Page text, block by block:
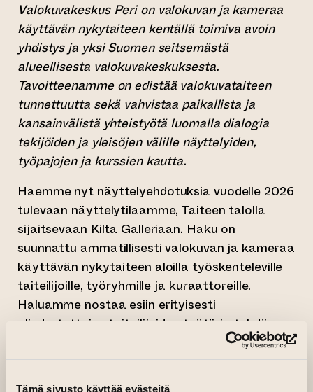
Tämä sivusto käyttää evästeitä
Valokuvakeskus Peri on valokuvan ja kameraa
käyttävän nykytaiteen kentällä toimiva avoin
yhdistys ja yksi Suomen seitsemästä
alueellisesta valokuvakeskuksesta.
Tavoitteenamme on edistää valokuvataiteen
tunnettuutta sekä vahvistaa paikallista ja
kansainvälistä yhteistyötä luomalla dialogia
tekijöiden ja yleisöjen välille näyttelyiden,
työpajojen ja kurssien kautta.
Haemme nyt näyttelyehdotuksia vuodelle 2026
tulevaan näyttelytilaamme, Taiteen talolla
sijaitsevaan Kilta Galleriaan. Haku on
suunnattu ammatillisesti valokuvan ja kameraa
käyttävän nykytaiteen aloilla työskenteleville
taiteilijoille, työryhmille ja kuraattoreille.
Haluamme nostaa esiin erityisesti
aliedustettujen taiteilijoiden työtä ja tehdä
näkyväksi ilmiöitä ja aihepiirejä, joita on
käsitelty vain vähän tai ei lainkaan